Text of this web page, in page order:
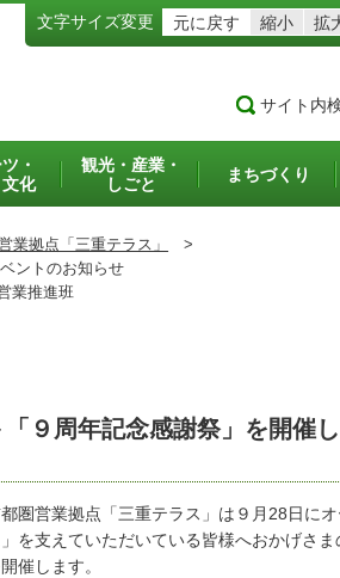
文字サイズ変更 元に戻す 縮小 拡
サイト内
・
化
観光・産業・
しごと
まちづくり
業拠点「三重テラス」
>
ントのお知らせ
業推進班
「９周年記念感謝祭」を開催
圏営業拠点「三重テラス」は９月28日にオ
を支えていただいている皆様へおかげさま
催します。